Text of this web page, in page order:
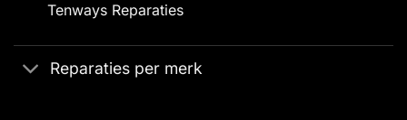
Tenways Reparaties
Reparaties per merk